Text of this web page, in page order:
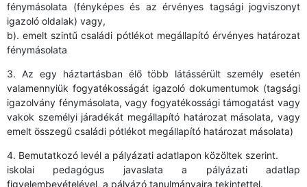
fénymásolata (fényképes és az érvényes tagsági jogviszonyt
igazoló oldalak) vagy,
b). emelt szintű családi pótlékot megállapító érvényes határozat
fénymásolata
3. Az egy háztartásban élő több látássérült személy esetén
valamennyiük fogyatékosságát igazoló dokumentumok (tagsági
igazolvány fénymásolata, vagy fogyatékossági támogatást vagy
vakok személyi járadékát megállapító határozat másolata, vagy
emelt összegű családi pótlékot megállapító határozat másolata)
4. Bemutatkozó levél a pályázati adatlapon közöltek szerint.
iskolai pedagógus javaslata a pályázati adatlap
figyelembevételével, a pályázó tanulmányaira tekintettel.